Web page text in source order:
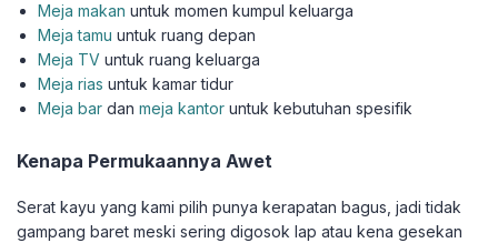
Meja makan untuk momen kumpul keluarga
Meja tamu untuk ruang depan
Meja TV untuk ruang keluarga
Meja rias untuk kamar tidur
Meja bar danmeja kantor untuk kebutuhan spesifik
Kenapa Permukaannya Awet
Serat kayu yang kami pilih punya kerapatan bagus, jadi tidak
gampang baret meski sering digosok lap atau kena gesekan